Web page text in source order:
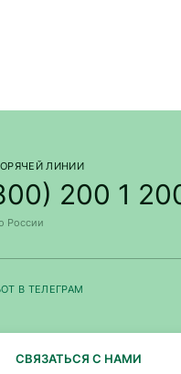
ЛИНИИ
200 1
России
В ТЕЛЕГРАМ
СВЯЗАТЬСЯ С НАМИ